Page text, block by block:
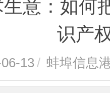
意：如何
识产
13/ 蚌埠信息